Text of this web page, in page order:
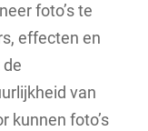
foto’s te
effecten en
van
kunnen foto’s